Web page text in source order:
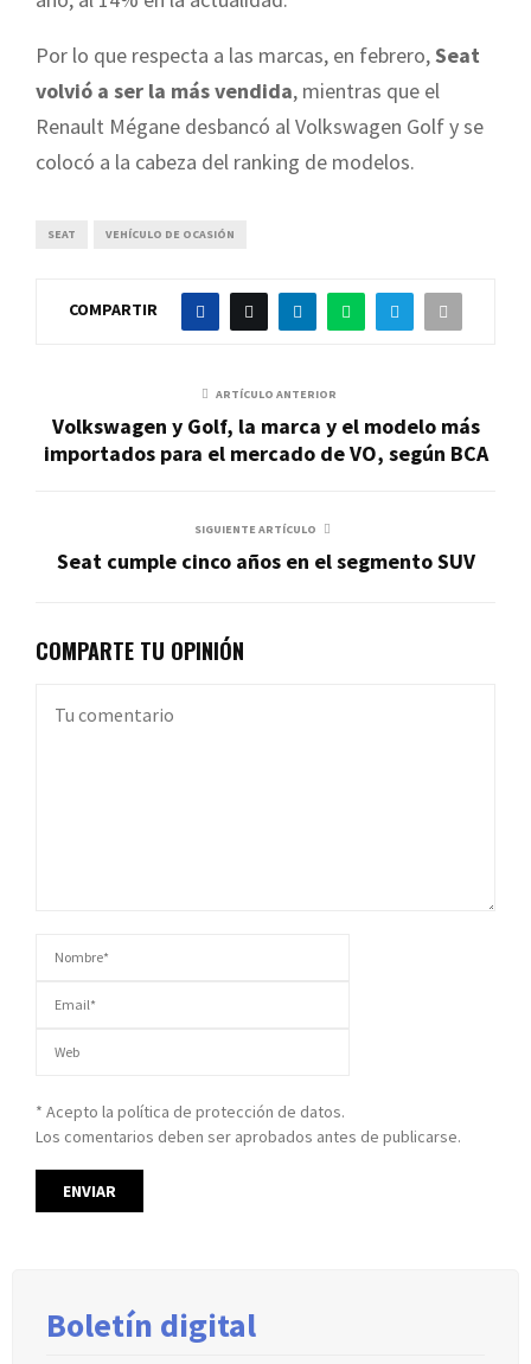
Por lo que respecta a las marcas, en febrero,Seat
volvió a ser la más vendida, mientras que el
Renault Mégane desbancó al Volkswagen Golf y se
colocó a la cabeza del ranking de modelos.
SEAT VEHÍCULO DE OCASIÓN
COMPARTIR
ARTÍCULO ANTERIOR
Volkswagen y Golf, la marca y el modelo más
importados para el mercado de VO, según BCA
SIGUIENTE ARTÍCULO
Seat cumple cinco años en el segmento SUV
COMPARTE TU OPINIÓN
* Acepto la política de protección de datos.
Los comentarios deben ser aprobados antes de publicarse.
Boletín digital